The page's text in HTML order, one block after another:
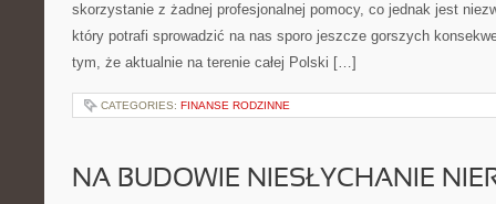
skorzystanie z żadnej profesjonalnej pomocy, co jednak jest
który potrafi sprowadzić na nas sporo jeszcze gorszych
tym, że aktualnie na terenie całej Polski […]
CATEGORIES: FINANSE RODZINNE
NA BUDOWIE NIESŁYCHANIE